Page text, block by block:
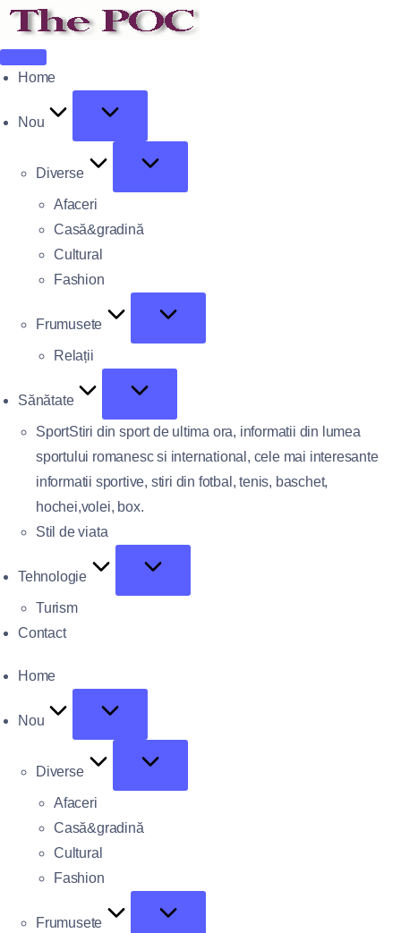
Home
Nou
Diverse
Afaceri
Casă&gradină
Cultural
Fashion
Frumusete
Relații
Sănătate
SportStiri din sport de ultima ora, informatii din lumea
sportului romanesc si international, cele mai interesante
informatii sportive, stiri din fotbal, tenis, baschet,
hochei,volei, box.
Stil de viata
Tehnologie
Turism
Contact
Home
Nou
Diverse
Afaceri
Casă&gradină
Cultural
Fashion
Frumusete